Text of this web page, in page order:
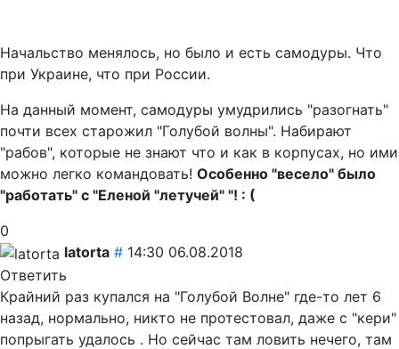
Начальство менялось, но было и есть самодуры. Что
при Украине, что при России.
На данный момент, самодуры умудрились "разогнать"
почти всех старожил "Голубой волны". Набирают
"рабов", которые не знают что и как в корпусах, но ими
можно легко командовать! Особенно "весело" было
"работать" с "Еленой "летучей" "! : (
0
latorta # 14:30 06.08.2018
Ответить
Крайний раз купался на "Голубой Волне" где-то лет 6
назад, нормально, никто не протестовал, даже с "кери"
попрыгать удалось . Но сейчас там ловить нечего, там